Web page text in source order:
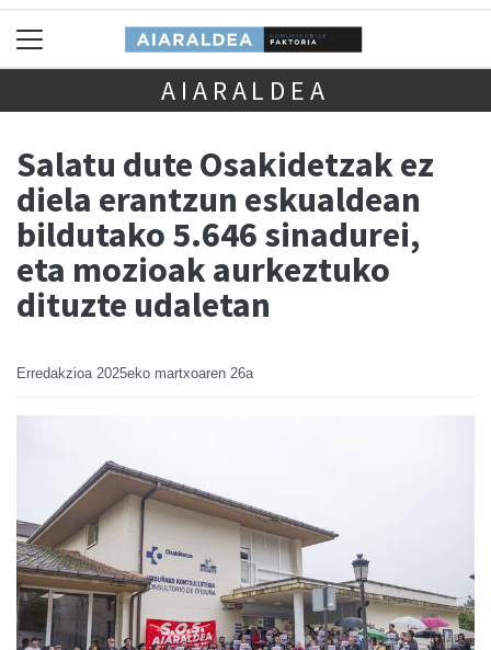
AIARALDEA
Salatu dute Osakidetzak ez
diela erantzun eskualdean
bildutako 5.646 sinadurei,
eta mozioak aurkeztuko
dituzte udaletan
Erredakzioa 2025eko martxoaren 26a